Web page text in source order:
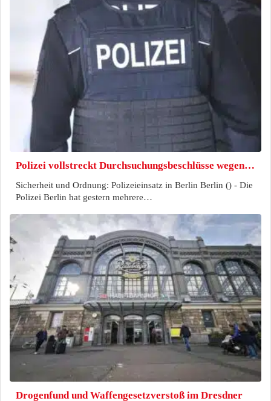
Polizei vollstreckt Durchsuchungsbeschlüsse wegen…
Sicherheit und Ordnung: Polizeieinsatz in Berlin Berlin () - Die
Polizei Berlin hat gestern mehrere…
Drogenfund und Waffengesetzverstoß im Dresdner